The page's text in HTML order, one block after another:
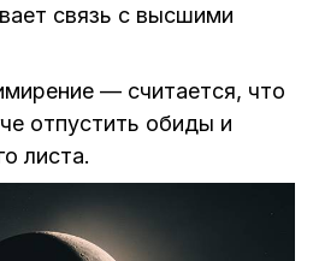
связь с высшими
— считается, что
отпустить обиды и
листа.